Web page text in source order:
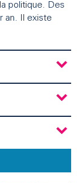
politique. Des
an. Il existe